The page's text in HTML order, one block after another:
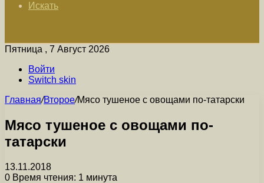
Искать
Пятница , 7 Август 2026
Войти
Switch skin
Главная/Второе/Мясо тушеное с овощами по-татарски
Мясо тушеное с овощами по-
татарски
13.11.2018
0 Время чтения: 1 минута